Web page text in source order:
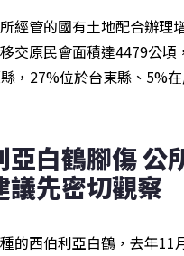
經管的國有土地配合辦理
交原民會面積達4479公頃
，27%位於台東縣、5%在
亞白鶴腳傷 公
議先密切觀察
的西伯利亞白鶴，去年11